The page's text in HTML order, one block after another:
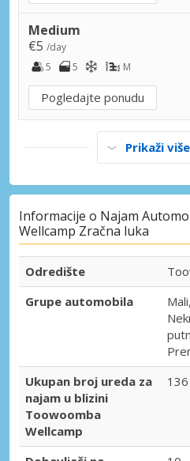
Medium
€5 /day
5
5 M
Pogledajte ponudu
Prikaži
Informacije o Najam
Wellcamp Zračna luka
Odredište
Grupe automobila
Ukupan broj ureda za
najam u blizini
Toowoomba
Wellcamp
136